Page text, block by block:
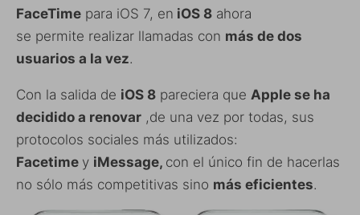
FaceTime para iOS 7, en iOS 8 ahora
se permite realizar llamadas con más de dos
usuarios a la vez.
Con la salida de iOS 8 pareciera que Apple se ha
decidido a renovar ,de una vez por todas, sus
protocolos sociales más utilizados:
Facetime y iMessage, con el único fin de hacerlas
no sólo más competitivas sino más eficientes.